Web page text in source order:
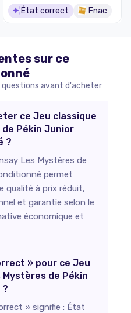
État correct Fnac
sur ce
questions avant d'acheter
ce Jeu classique
Pékin Junior
?
Les Mystères de
permet
qualité à prix réduit,
et garantie selon le
économique et
» pour ce Jeu
de Pékin
» signifie : État